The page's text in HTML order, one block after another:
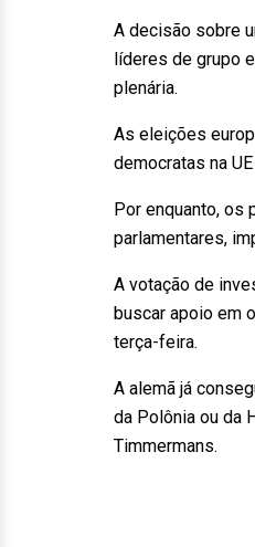
A decisão sobre
líderes de grupo
plenária.
As eleições
democratas na
Por enquanto, os
parlamentares,
A votação de
buscar apoio em
terça-feira.
A alemã já
da Polônia ou da
Timmermans.